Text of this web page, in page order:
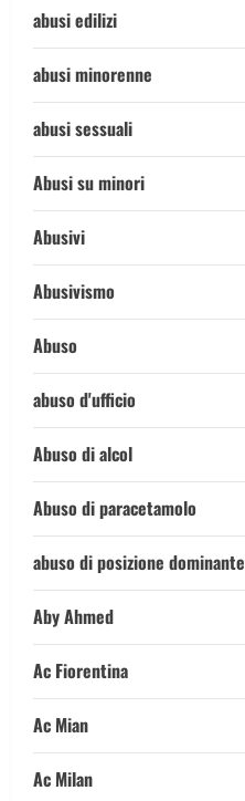
abusi edilizi
abusi minorenne
abusi sessuali
Abusi su minori
Abusivi
Abusivismo
Abuso
abuso d'ufficio
Abuso di alcol
Abuso di paracetamolo
abuso di posizione dominante
Aby Ahmed
Ac Fiorentina
Ac Mian
Ac Milan